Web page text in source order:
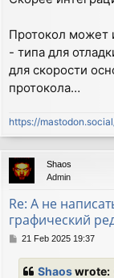
Протокол может
- типа для
для скорости
протокола…
https://
Shaos
Admin
Re: А не
графический
P21 Feb 2025 19:37
Shaoswrote: